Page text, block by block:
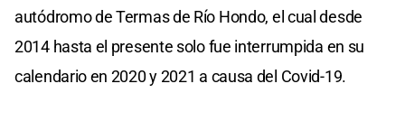
autódromo de Termas de Río Hondo, el cual desde
2014 hasta el presente solo fue interrumpida en su
calendario en 2020 y 2021 a causa del Covid-19.